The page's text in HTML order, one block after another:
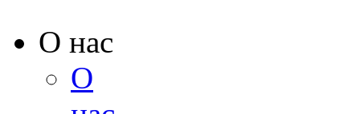
О нас
О